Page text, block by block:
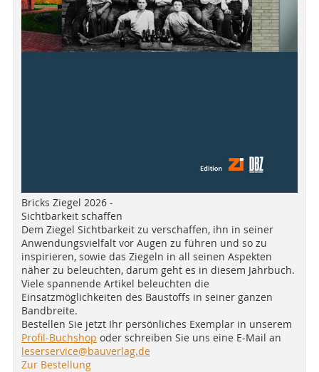
Bricks Ziegel 2026 -
Sichtbarkeit schaffen
Dem Ziegel Sichtbarkeit zu verschaffen, ihn in seiner
Anwendungsvielfalt vor Augen zu führen und so zu
inspirieren, sowie das Ziegeln in all seinen Aspekten
näher zu beleuchten, darum geht es in diesem Jahrbuch.
Viele spannende Artikel beleuchten die
Einsatzmöglichkeiten des Baustoffs in seiner ganzen
Bandbreite.
Bestellen Sie jetzt Ihr persönliches Exemplar in unserem
Profil-Buchshop oder schreiben Sie uns eine E-Mail an
leserservice@bauverlag.de
Zur Bestellung